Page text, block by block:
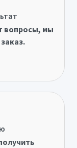
вопросы, мы